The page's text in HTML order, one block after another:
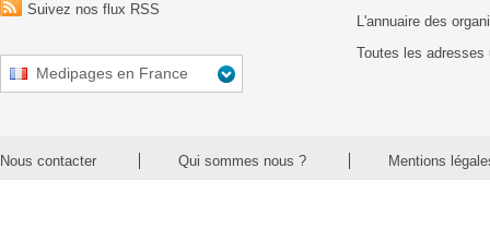
Suivez nos flux RSS
Medipages en France
L'annuaire des
Toutes les adresses
Nous contacter Qui sommes nous ? Mentions